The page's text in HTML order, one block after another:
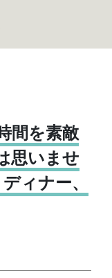
間を素敵
思いませ
ィナー、